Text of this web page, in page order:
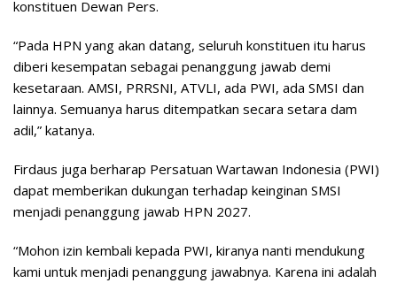
konstituen Dewan Pers.
“Pada HPN yang akan datang, seluruh konstituen itu harus
diberi kesempatan sebagai penanggung jawab demi
kesetaraan. AMSI, PRRSNI, ATVLI, ada PWI, ada SMSI dan
lainnya. Semuanya harus ditempatkan secara setara dam
adil,” katanya.
Firdaus juga berharap Persatuan Wartawan Indonesia (PWI)
dapat memberikan dukungan terhadap keinginan SMSI
menjadi penanggung jawab HPN 2027.
“Mohon izin kembali kepada PWI, kiranya nanti mendukung
kami untuk menjadi penanggung jawabnya. Karena ini adalah